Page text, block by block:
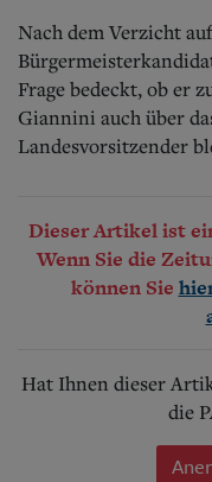
Nach dem Verzicht
Frage bedeckt, ob er
Giannini auch über
Landesvorsitzender
Dieser Artikel ist
Wenn Sie die
können Sie
Hat Ihnen dieser
die